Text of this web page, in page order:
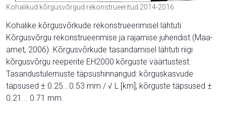
Kohalikud kõrgusvõrgud rekonstrueeritud 2014-2016
Kohalike kõrgusvõrkude rekonstrueerimisel lähtuti
Kõrgusvõrgu rekonstrueerimise ja rajamise juhendist (Maa-
amet, 2006). Kõrgusvõrkude tasandamisel lähtuti riigi
kõrgusvõrgu reeperite EH2000 kõrguste väärtustest.
Tasandustulemuste täpsushinnangud: kõrguskasvude
täpsused ± 0.25...0.53 mm / √ L [km], kõrguste täpsused ±
0.21... 0.71 mm.